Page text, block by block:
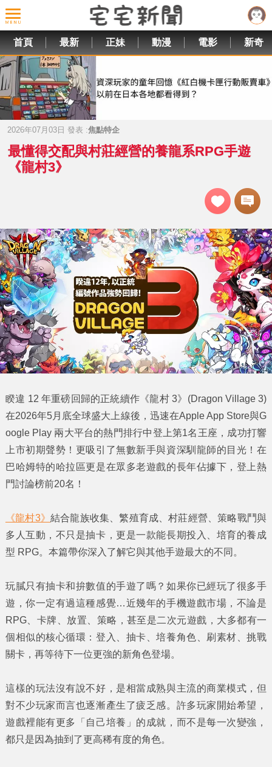
首頁 最新 正妹 動漫 電影 新奇
2026年07月03日 發表 :焦點特企
最懂得交配與村莊經營的養龍系RPG手遊
《龍村3》
睽違 12 年重磅回歸的正統續作《龍村 3》(Dragon Village 3)
在2026年5月底全球盛大上線後，迅速在Apple App Store與G
oogle Play 兩大平台的熱門排行中登上第1名王座，成功打響
上市初期聲勢！更吸引了無數新手與資深馴龍師的目光！在
巴哈姆特的哈拉區更是在眾多老遊戲的長年佔據下，登上熱
門討論榜前20名！
《龍村3》 結合龍族收集、繁殖育成、村莊經營、策略戰鬥與
多人互動，不只是抽卡，更是一款能長期投入、培育的養成
型 RPG。本篇帶你深入了解它與其他手遊最大的不同。
玩膩只有抽卡和拚數值的手遊了嗎？如果你已經玩了很多手
遊，你一定有過這種感覺…近幾年的手機遊戲市場，不論是
RPG、卡牌、放置、策略，甚至是二次元遊戲，大多都有一
個相似的核心循環：登入、抽卡、培養角色、刷素材、挑戰
關卡，再等待下一位更強的新角色登場。
這樣的玩法沒有說不好，是相當成熟與主流的商業模式，但
對不少玩家而言也逐漸產生了疲乏感。許多玩家開始希望，
遊戲裡能有更多「自己培養」的成就，而不是每一次變強，
都只是因為抽到了更高稀有度的角色。